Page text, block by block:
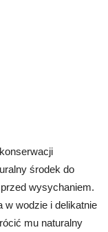
środek do
wysychaniem.
w wodzie i delikatnie
mu naturalny